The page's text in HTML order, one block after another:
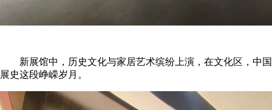
新展馆中，历史文化与家居艺术缤纷上演，在文化区，中国
展史这段峥嵘岁月。